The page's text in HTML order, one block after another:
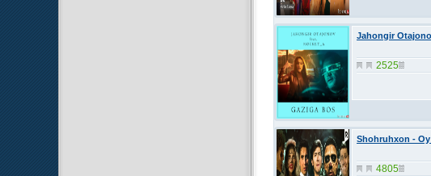
Jahongir
2525
Shohruhxon -
4805